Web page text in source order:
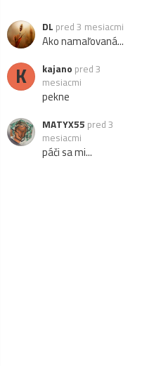
DL pred 3 mesiacmi
Ako namaľovaná...
K kajano pred 3
mesiacmi
pekne
MATYX55 pred 3
mesiacmi
páči sa mi...